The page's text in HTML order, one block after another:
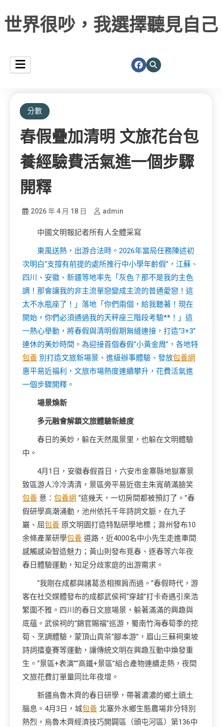
世界很吵，我選擇聽見自己
分數
春假疊加清明 文旅花台包
養經驗費活氣進一個步驟
開釋
2026 年 4 月 18 日 admin
中國文明報記者所有人全體采寫
東風送熱，出游合法時。2026年當局任務陳述初
次明白“支撐有前提的處所推行中小學年齡假”，江蘇、
四川、安徽、新疆等地率先「灰色？那不是我的主色
調！那會讓我的非主流單戀變成主流的普通愛戀！這
太不水瓶座了！」落地「你們兩個，給我聽著！現在
開始，你們必須通過我的天秤座三階段考驗**！」這
一熱心舉動，將春假與清明假期無縫連接，打造“3+3”
連休的美妙時間。為迎接首個春假“小黃金周”，各地特
包養 別打造文旅新場景、進級辦事體驗、發放包養網
惠平易近福利，文旅市場熱度連續攀升，花費活氣進
一個步驟開釋。
場景煥新
多元融會解鎖文旅體驗新維度
春日的美妙，躲在天然風景里，也躲在文明體驗
中。
4月1日，安徽春假首日，六安市金寨縣地獄寨景
致區游人冷冷清清，景區旁平易近宿主朱寬萌滿臉笑
包養 意： 包養網 “這幾天，一切房間都被預訂了。”春
假研學高潮涌動，池州依托千年詩詞文脈，在九子
巖、屈包養 原文明園打造特點研學地標；滁州發布10
余條產業研學包養 道路，近4000名中小先生走進車間
感觸感染智造魅力；黃山則發布覓春、逐春等六年夜
春日體驗運動，知足分歧家庭的出游需求。
“我剛在成都與諸葛丞相擦肩而過。”春假時代，游
客在社交媒體發布的成都武侯祠“穿越”打卡奇遇引來浩
繁圍不雅。四川的春日文旅場景，躲著滿滿的興趣與
底蘊。武侯祠的“錦官賜福”巡游，蜀南竹海春筍季的挖
筍、烹調體驗，蒙頂山貢茶“腳本游”，眉山三蘇祠東坡
詩詞擂臺賽等運動，讓傳統文明在興趣互動中煥發重
生。“景區+表演”“高鐵+景區”組合產物連續走熱，夜間
文旅花費訂單量同比年夜增。
新疆烏魯木齊的春日研學，帶著濃濃的鄉土頭土
腦息。4月3日，城包養 北塞外水鄉生態農場非分特別
熱烈，烏魯木齊經濟技巧開闢區（頭屯河區）第136中